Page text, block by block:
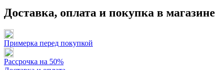
Доставка, оплата и покупка в магазине
Примерка перед покупкой
Рассрочка на 50%